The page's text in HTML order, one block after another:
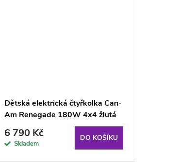
Dětská elektrická čtyřkolka Can-
Am Renegade 180W 4x4 žlutá
6 790 Kč
Skladem
DO KOŠÍKU